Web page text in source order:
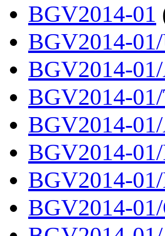
BGV2014-01
BGV2014-
BGV2014-
BGV2014-
BGV2014-
BGV2014-
BGV2014-
BGV2014-